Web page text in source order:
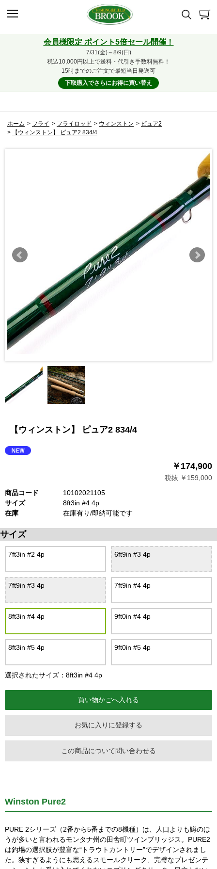
会員様限定 ポイント5倍セール開催！
7/31(金)～8/9(日)
税込10,000円以上で送料・代引き手数料無料！
15時までのご注文で最短当日発送可
下取購入でさらにお得に買い替え
ホーム > フライ > フライロッド > ウィンストン > ピュア2
>
【ウィンストン】 ピュア2 834/4
【ウィンストン】 ピュア2 834/4
￥174,900
税抜 ￥159,000
商品コード
10102021105
サイズ
8ft3in #4 4p
在庫
在庫有り/即納可能です
サイズ
7ft3in #2 4p 6ft9in #3 4p
7ft9in #3 4p 7ft9in #4 4p
8ft3in #4 4p 9ft0in #4 4p
8ft3in #5 4p 9ft0in #5 4p
選択されたサイズ：8ft3in #4 4p
お気に入りに登録する
この商品について問い合わせる
Winston Pure2
PURE 2シリーズ（2番から5番までの8機種）は、人口よりも鱒のほ
うが多いと言われるモンタナ州の田舎町ツインブリッジス。PURE2
は釣場の選択肢が豊富な“トラウトカントリー”でデザインされまし
た。狭すぎるようにも思えるスモールクリーク、完璧なプレゼンテ